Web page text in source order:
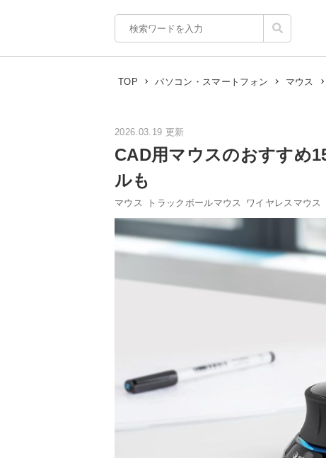
TOP パソコン・スマートフォン マウス
2026.03.19 更新
CAD用マウスのおすすめ
ルも
マウス トラックボールマウス ワイヤレスマウス